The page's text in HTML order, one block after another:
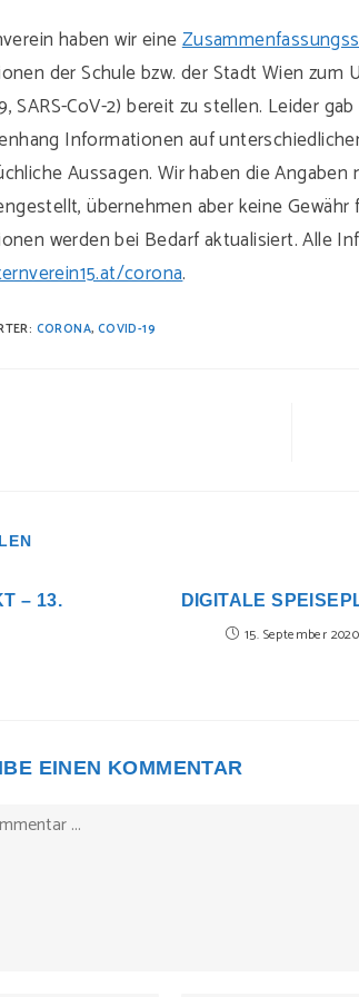
haben wir eine
der Schule bzw. der Stadt Wien zum
SARS-CoV-2) bereit zu stellen. Leider
Informationen auf
Aussagen. Wir haben die
übernehmen aber keine
werden bei Bedarf aktualisiert. Alle
corona.
CORONA, COVID-19
– 13.
DIGITALE
15. September 2020
EINEN KOMMENTAR